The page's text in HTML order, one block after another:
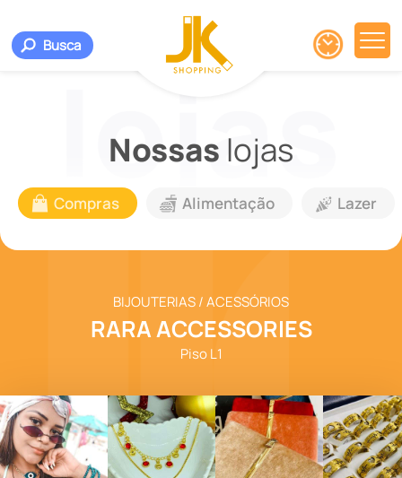
Busca
Nossas lojas
Compras Alimentação Lazer
BIJOUTERIAS / ACESSÓRIOS
RARA ACCESSORIES
Piso L1